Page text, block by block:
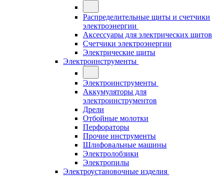
Распределительные щиты и счетчики
электроэнергии
Аксессуары для электрических щитов
Счетчики электроэнергии
Электрические щиты
Электроинструменты
Электроинструменты
Аккумуляторы для
электроинструментов
Дрели
Отбойные молотки
Перфораторы
Прочие инструменты
Шлифовальные машины
Электролобзики
Электропилы
Электроустановочные изделия